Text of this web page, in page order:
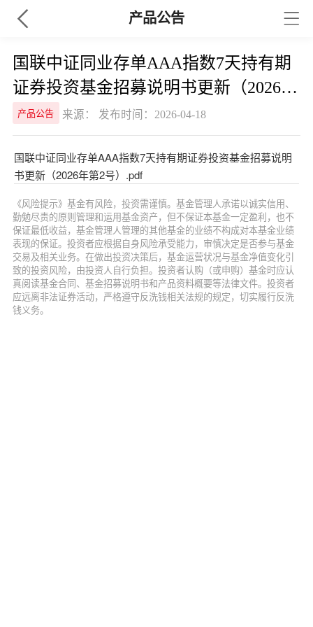
产品公告
国联中证同业存单AAA指数7天持有期
证券投资基金招募说明书更新（2026年
第2号）
产品公告 来源： 发布时间：2026-04-18
国联中证同业存单AAA指数7天持有期证券投资基金招募说明
书更新（2026年第2号）.pdf
《风险提示》基金有风险，投资需谨慎。基金管理人承诺以诚实信用、
勤勉尽责的原则管理和运用基金资产，但不保证本基金一定盈利，也不
保证最低收益，基金管理人管理的其他基金的业绩不构成对本基金业绩
表现的保证。投资者应根据自身风险承受能力，审慎决定是否参与基金
交易及相关业务。在做出投资决策后，基金运营状况与基金净值变化引
致的投资风险，由投资人自行负担。投资者认购（或申购）基金时应认
真阅读基金合同、基金招募说明书和产品资料概要等法律文件。投资者
应远离非法证券活动，严格遵守反洗钱相关法规的规定，切实履行反洗
钱义务。